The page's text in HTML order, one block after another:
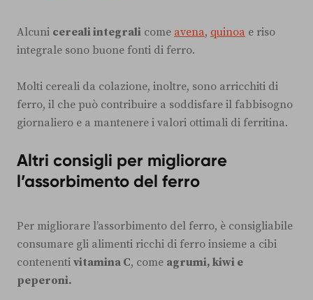
Alcuni cereali integrali come avena, quinoa e riso
integrale sono buone fonti di ferro.
Molti cereali da colazione, inoltre, sono arricchiti di
ferro, il che può contribuire a soddisfare il fabbisogno
giornaliero e a mantenere i valori ottimali di ferritina.
Altri consigli per migliorare
l’assorbimento del ferro
Per migliorare l’assorbimento del ferro, è consigliabile
consumare gli alimenti ricchi di ferro insieme a cibi
contenenti vitamina C, come agrumi, kiwi e
peperoni.